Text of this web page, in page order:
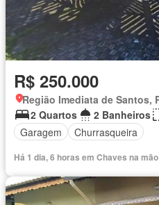
R$ 250.000
2 Quartos
2 Banheiros
Garagem
Churrasqueira
Há 1 dia, 6 horas em Chaves na mão